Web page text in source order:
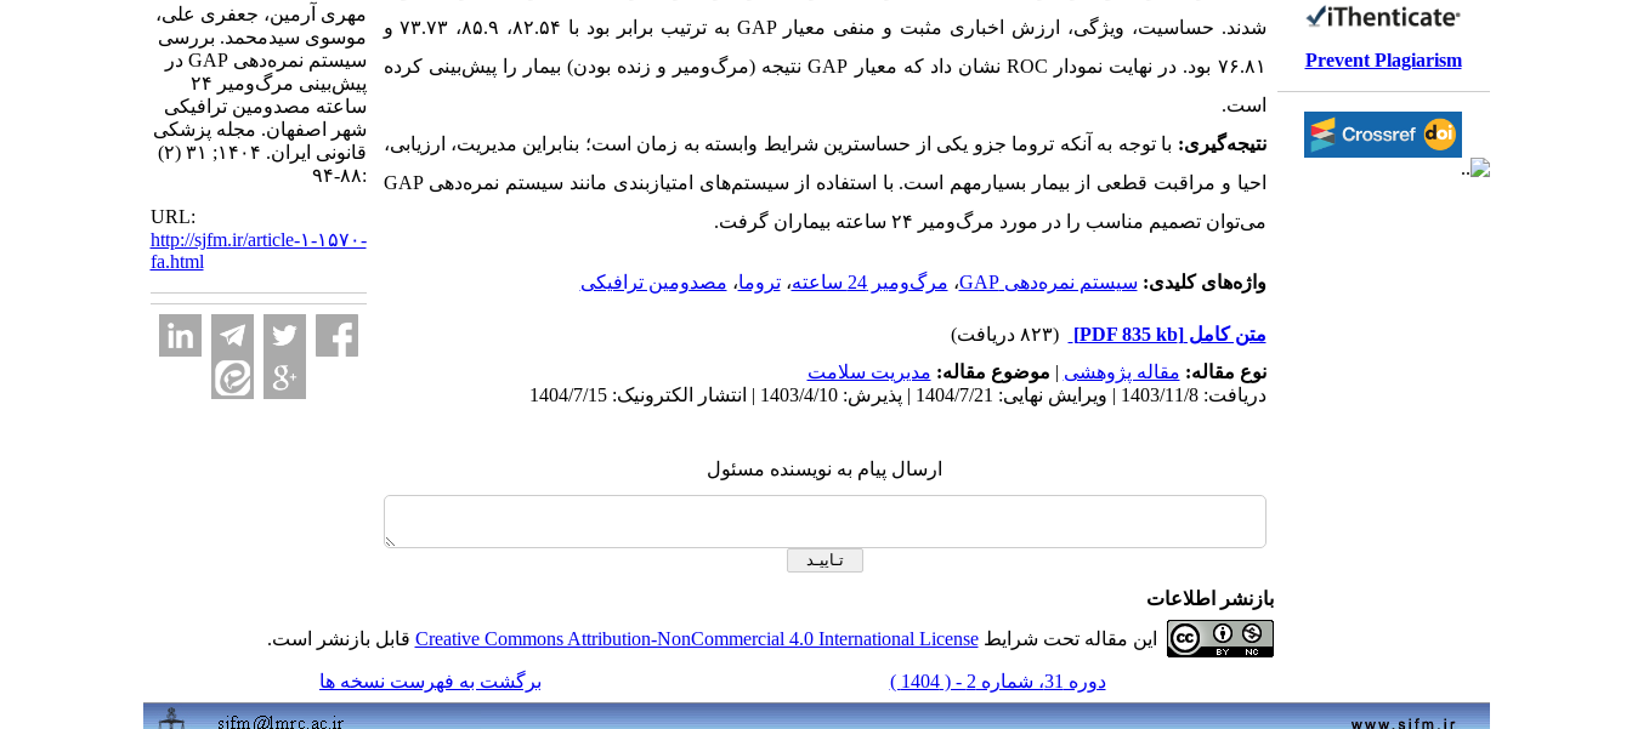
Prevent Plagiarism
شدند. حساسیت، ویژگی، ارزش اخباری مثبت و منفی معیارGAP
به ترتیب برابر بود با ۸۲.۵۴، ۸۵.۹، ۷۳.۷۳ و
۷۶.۸۱ بود. در نهایت
نمودار ROC نشان داد که معیار GAPنتیجه (مرگ‌ومیر و زنده بودن) بیمار را پیش‌بینی کرده
است.
نتیجه‌گیری: با توجه به آنکه تروما جزو یکی از حساسترین شرایط وابسته به زمان است؛ بنابراین مدیریت، ارزیابی،
احیا و مراقبت قطعی از بیمار بسیارمهم است. با استفاده از سیستمهای امتیازبندی مانند سیستم نمره‌دهیGAP
می‌توان تصمیم مناسب را در مورد مرگ‌ومیر ۲۴ ساعته بیماران گرفت.
واژه‌های کلیدی: سیستم نمره‌دهی GAP ، مرگ‌ومیر 24 ساعته ،تروما، مصدومین ترافیکی
متن کامل[PDF 835 kb]
(۸۲۳ دریافت)
نوع مقاله: مقاله پژوهشی | موضوع مقاله: مديريت سلامت
دریافت: 1403/11/8 | ویرایش نهایی: 1404/7/21 | پذیرش: 1403/4/10 | انتشار الکترونیک: 1404/7/15
ارسال پیام به نویسنده مسئول
مهری آرمین، جعفری علی،
موسوی سیدمحمد. بررسی
سیستم نمره‌دهی GAP در
پیش‌بینی مرگ‌ومیر ۲۴
ساعته مصدومین ترافیکی
شهر اصفهان. مجله پزشکی
قانونی ایران. ۱۴۰۴; ۳۱ (۲)
:۸۸-۹۴
URL:
http://sjfm.ir/article-۱-۱۵۷۰-
fa.html
بازنشر اطلاعات
این مقاله تحت شرایطCreative Commons Attribution-NonCommercial 4.0 International License قابل بازنشر است.
دوره 31، شماره 2 - ( 1404 ) برگشت به فهرست نسخه ها